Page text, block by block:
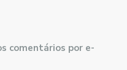
comentários por e-